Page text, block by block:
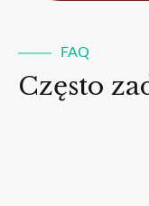
FAQ
Często